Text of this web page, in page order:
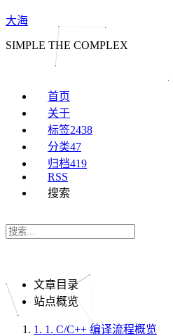
大海
SIMPLE THE COMPLEX
首页
关于
标签2438
分类47
归档419
RSS
搜索
文章目录
站点概览
1. 1. C/C++ 编译流程概览